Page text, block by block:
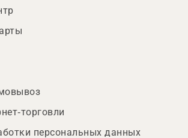
торговли
персональных данных